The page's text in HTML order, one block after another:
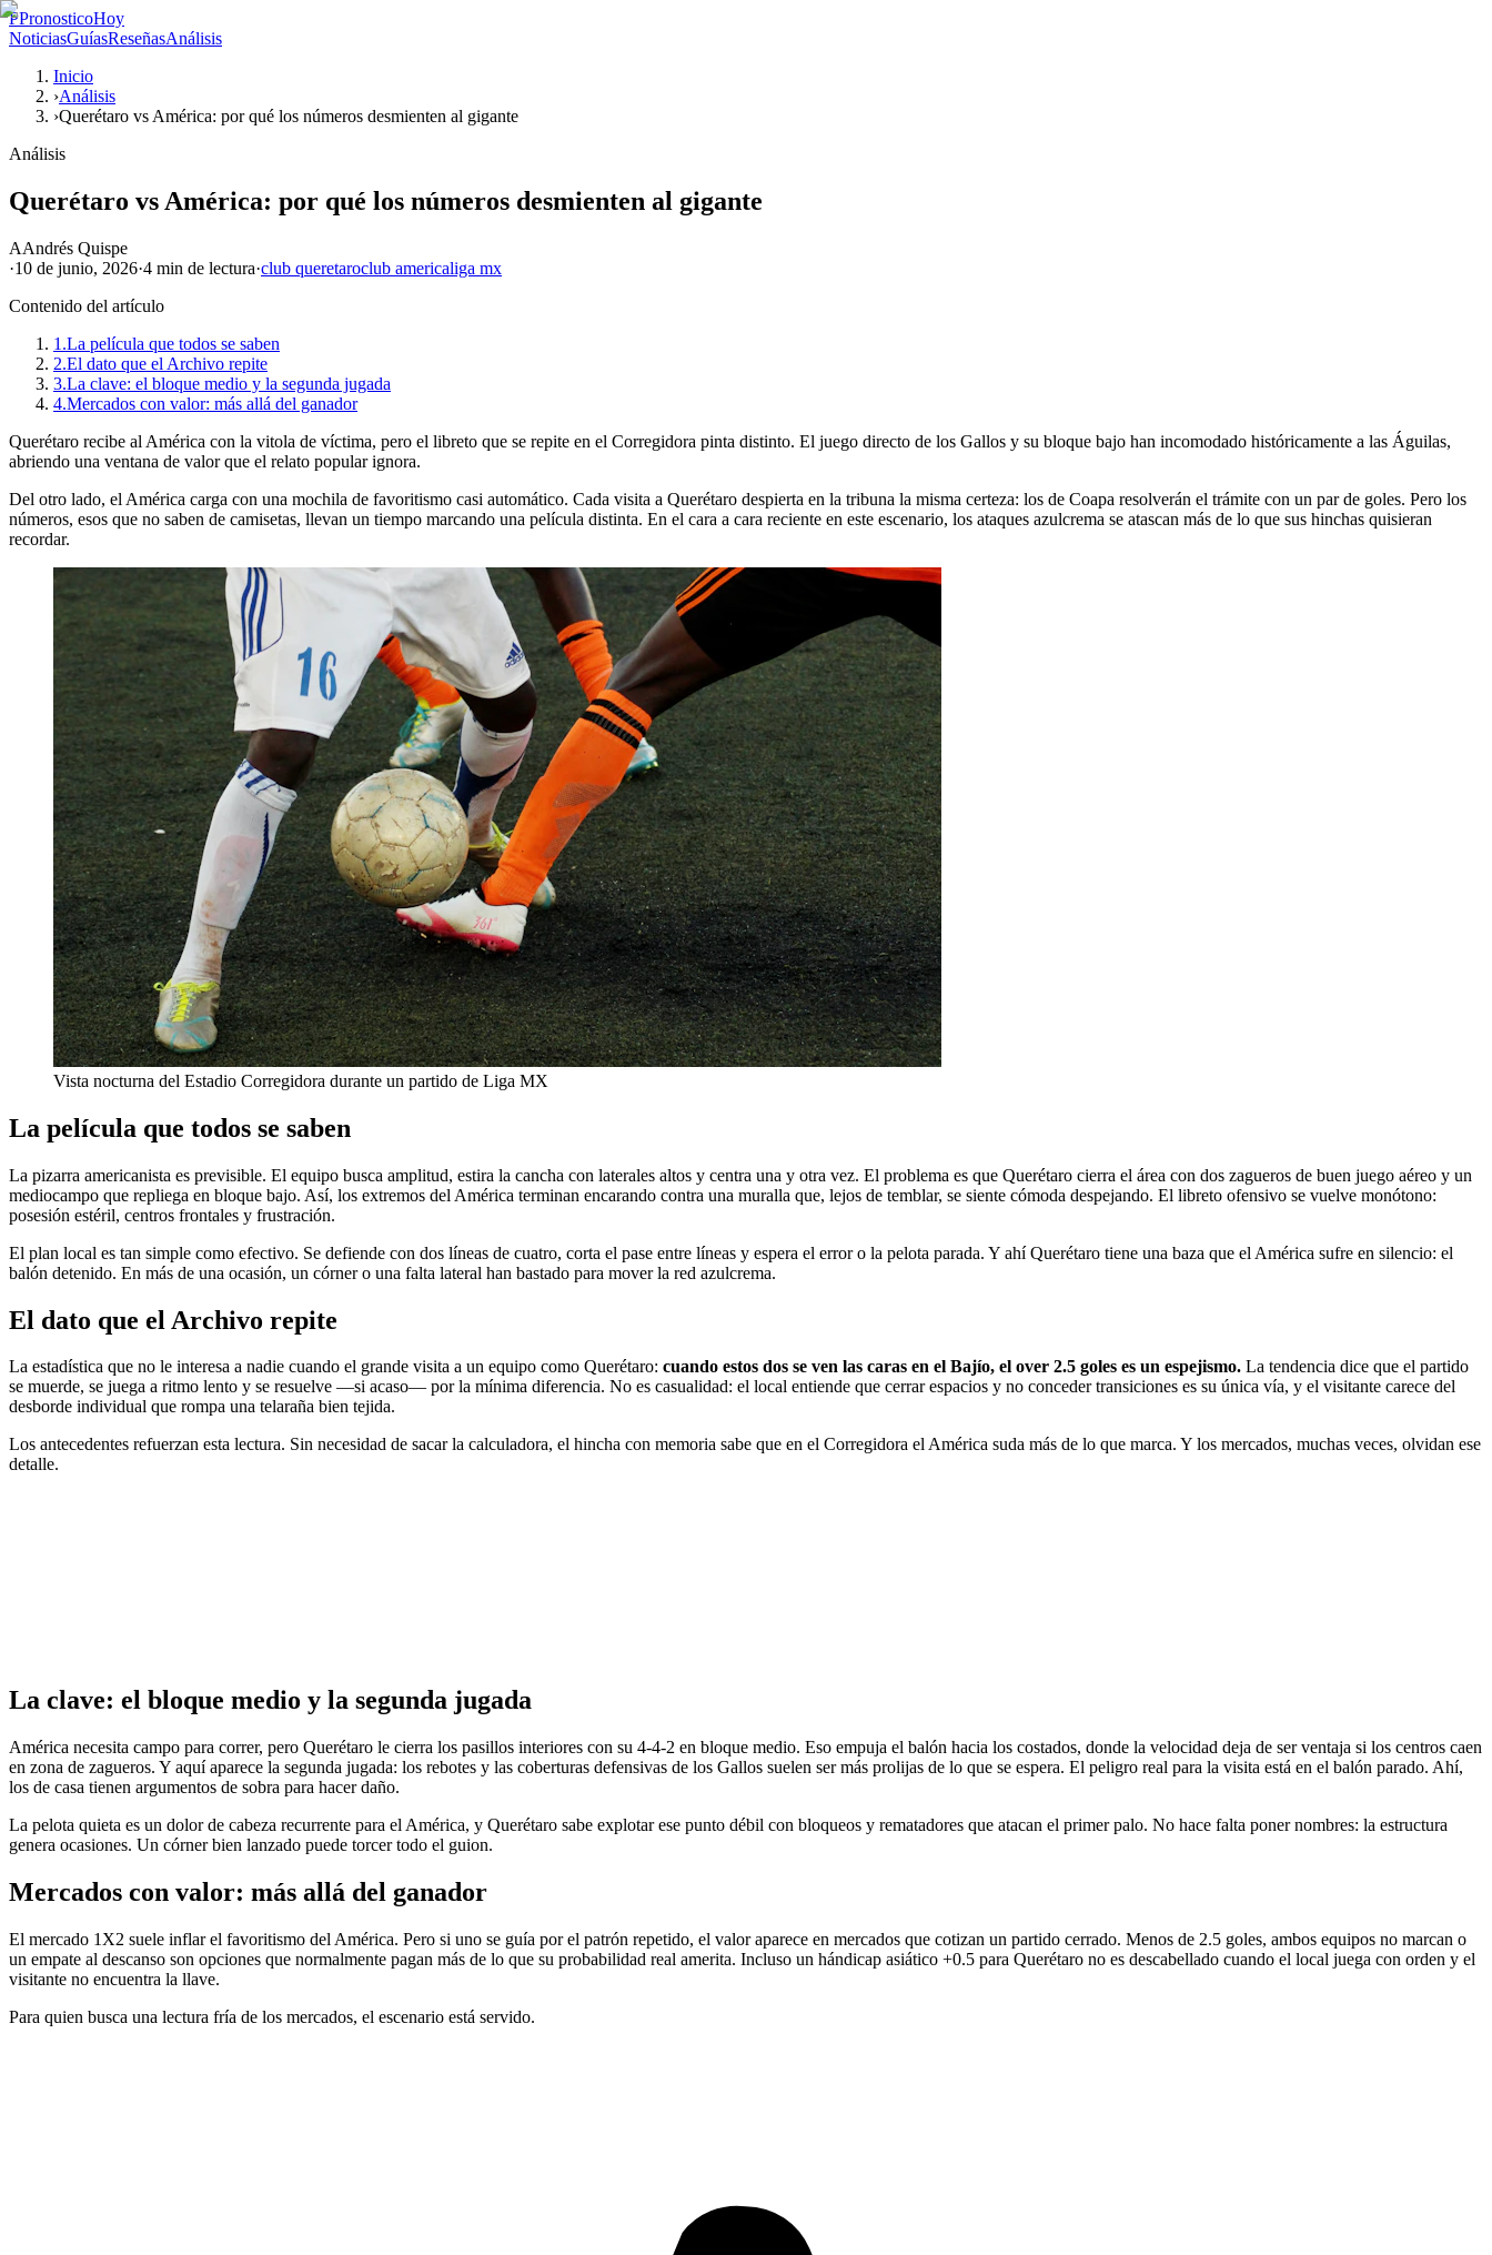
PPronosticoHoy
NoticiasGuíasReseñasAnálisis
Inicio
›Análisis
›Querétaro vs América: por qué los números desmienten al gigante
Análisis
Querétaro vs América: por qué los números desmienten al gigante
AAndrés Quispe
·10 de junio, 2026·4 min de lectura·club queretaroclub americaliga mx
Contenido del artículo
1.La película que todos se saben
2.El dato que el Archivo repite
3.La clave: el bloque medio y la segunda jugada
4.Mercados con valor: más allá del ganador
Querétaro recibe al América con la vitola de víctima, pero el libreto que se repite en el Corregidora pinta distinto. El juego directo de los Gallos y su bloque bajo han incomodado históricamente a las Águilas,
abriendo una ventana de valor que el relato popular ignora.
Del otro lado, el América carga con una mochila de favoritismo casi automático. Cada visita a Querétaro despierta en la tribuna la misma certeza: los de Coapa resolverán el trámite con un par de goles. Pero los
números, esos que no saben de camisetas, llevan un tiempo marcando una película distinta. En el cara a cara reciente en este escenario, los ataques azulcrema se atascan más de lo que sus hinchas quisieran
recordar.
Vista nocturna del Estadio Corregidora durante un partido de Liga MX
La película que todos se saben
La pizarra americanista es previsible. El equipo busca amplitud, estira la cancha con laterales altos y centra una y otra vez. El problema es que Querétaro cierra el área con dos zagueros de buen juego aéreo y un
mediocampo que repliega en bloque bajo. Así, los extremos del América terminan encarando contra una muralla que, lejos de temblar, se siente cómoda despejando. El libreto ofensivo se vuelve monótono:
posesión estéril, centros frontales y frustración.
El plan local es tan simple como efectivo. Se defiende con dos líneas de cuatro, corta el pase entre líneas y espera el error o la pelota parada. Y ahí Querétaro tiene una baza que el América sufre en silencio: el
balón detenido. En más de una ocasión, un córner o una falta lateral han bastado para mover la red azulcrema.
El dato que el Archivo repite
La estadística que no le interesa a nadie cuando el grande visita a un equipo como Querétaro: cuando estos dos se ven las caras en el Bajío, el over 2.5 goles es un espejismo. La tendencia dice que el partido
se muerde, se juega a ritmo lento y se resuelve —si acaso— por la mínima diferencia. No es casualidad: el local entiende que cerrar espacios y no conceder transiciones es su única vía, y el visitante carece del
desborde individual que rompa una telaraña bien tejida.
Los antecedentes refuerzan esta lectura. Sin necesidad de sacar la calculadora, el hincha con memoria sabe que en el Corregidora el América suda más de lo que marca. Y los mercados, muchas veces, olvidan ese
detalle.
La clave: el bloque medio y la segunda jugada
América necesita campo para correr, pero Querétaro le cierra los pasillos interiores con su 4-4-2 en bloque medio. Eso empuja el balón hacia los costados, donde la velocidad deja de ser ventaja si los centros caen
en zona de zagueros. Y aquí aparece la segunda jugada: los rebotes y las coberturas defensivas de los Gallos suelen ser más prolijas de lo que se espera. El peligro real para la visita está en el balón parado. Ahí,
los de casa tienen argumentos de sobra para hacer daño.
La pelota quieta es un dolor de cabeza recurrente para el América, y Querétaro sabe explotar ese punto débil con bloqueos y rematadores que atacan el primer palo. No hace falta poner nombres: la estructura
genera ocasiones. Un córner bien lanzado puede torcer todo el guion.
Mercados con valor: más allá del ganador
El mercado 1X2 suele inflar el favoritismo del América. Pero si uno se guía por el patrón repetido, el valor aparece en mercados que cotizan un partido cerrado. Menos de 2.5 goles, ambos equipos no marcan o
un empate al descanso son opciones que normalmente pagan más de lo que su probabilidad real amerita. Incluso un hándicap asiático +0.5 para Querétaro no es descabellado cuando el local juega con orden y el
visitante no encuentra la llave.
Para quien busca una lectura fría de los mercados, el escenario está servido.